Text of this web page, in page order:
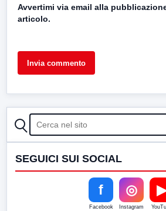
Avvertimi via email alla
articolo.
CERCA
SEGUICI SUI SOCIAL
f
Facebook
◎
Instagram